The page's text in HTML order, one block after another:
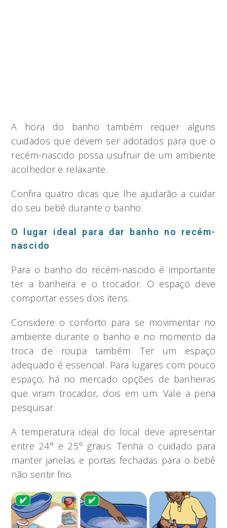
A hora do banho também requer alguns
cuidados que devem ser adotados para que o
recém-nascido possa usufruir de um ambiente
acolhedor e relaxante.
Confira quatro dicas que lhe ajudarão a cuidar
do seu bebê durante o banho.
O lugar ideal para dar banho no recém-
nascido
Para o banho do recém-nascido é importante
ter a banheira e o trocador. O espaço deve
comportar esses dois itens.
Considere o conforto para se movimentar no
ambiente durante o banho e no momento da
troca de roupa também. Ter um espaço
adequado é essencial. Para lugares com pouco
espaço, há no mercado opções de banheiras
que viram trocador, dois em um. Vale a pena
pesquisar.
A temperatura ideal do local deve apresentar
entre 24° e 25° graus. Tenha o cuidado para
manter janelas e portas fechadas para o bebê
não sentir frio.